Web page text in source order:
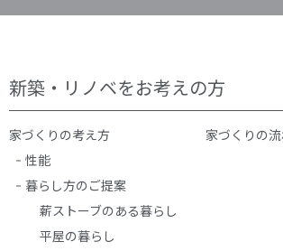
新築・リノベをお考えの方
家づくりの考え方
性能
暮らし方のご提案
薪ストーブのある暮らし
平屋の暮らし
家づくりの